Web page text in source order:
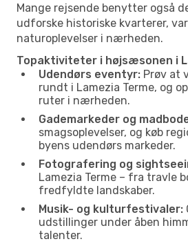
Mange rejsende benytter også
udforske historiske kvarterer,
naturoplevelser i nærheden.
Topaktiviteter i højsæsonen i
Udendørs eventyr: Prøv at
rundt i Lamezia Terme, og
ruter i nærheden.
Gademarkeder og
smagsoplevelser, og køb
byens udendørs markeder.
Fotografering og
Lamezia Terme – fra travle
fredfyldte landskaber.
Musik- og kulturfestivaler:
udstillinger under åben
talenter.